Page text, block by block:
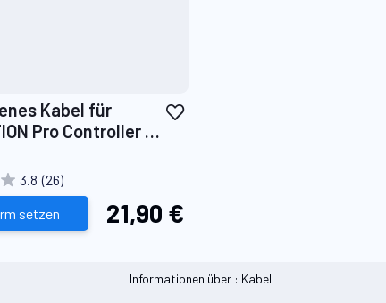
Kabel für
Pro Controller 2
Zur
3.8 (26)
21,90 €
setzen
Informationen über : Kabel